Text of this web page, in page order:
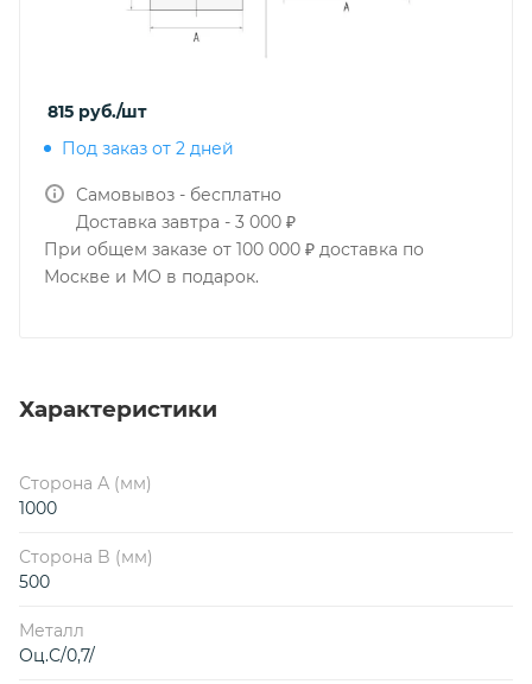
815 руб./шт
Под заказ от 2 дней
Самовывоз - бесплатно
Доставка завтра - 3 000 ₽
При общем заказе от 100 000 ₽ доставка по
Москве и МО в подарок.
Характеристики
Сторона А (мм)
1000
Сторона B (мм)
500
Металл
Оц.С/0,7/